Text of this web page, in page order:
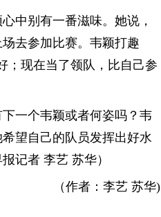
中别有一番滋味。她说，
去参加比赛。韦颖打趣
；现在当了领队，比自己参
一个韦颖或者何姿吗？韦
望自己的队员发挥出好水
记者 李艺 苏华）
（作者：李艺 苏华)